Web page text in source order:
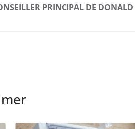
PRINCIPAL DE DONALD